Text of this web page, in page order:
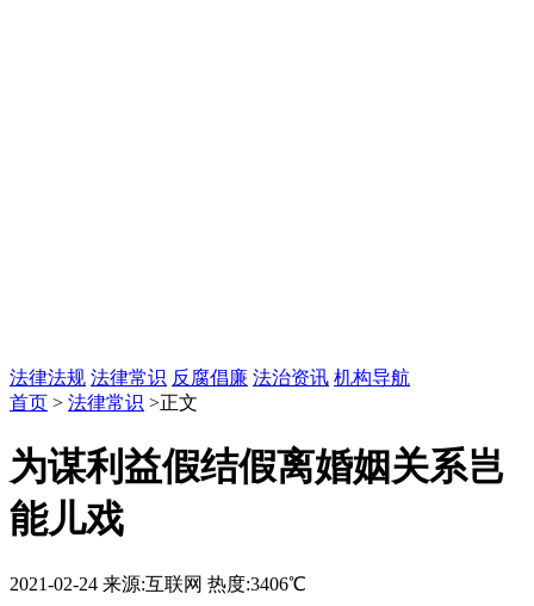
法律法规 法律常识 反腐倡廉 法治资讯 机构导航
首页 > 法律常识 >正文
为谋利益假结假离婚姻关系岂
能儿戏
2021-02-24 来源:互联网 热度:3406℃